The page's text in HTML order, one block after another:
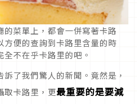
的菜單上，都會一併寫著卡路
方便的查詢到卡路里含量的時
不在乎卡路里的吧。
了我們驚人的新聞。竟然是，
取卡路里，更最重要的是要減